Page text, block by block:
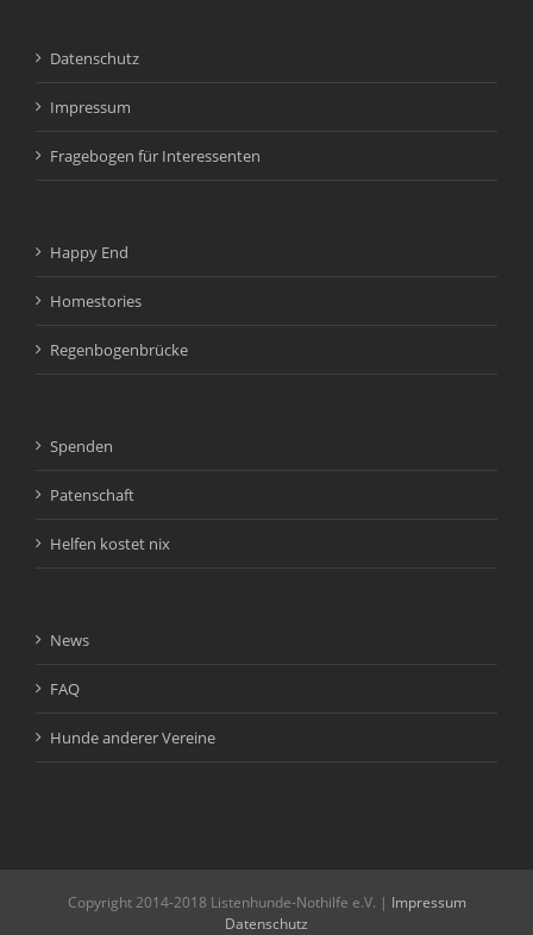
Datenschutz
Impressum
Fragebogen für Interessenten
Happy End
Homestories
Regenbogenbrücke
Spenden
Patenschaft
Helfen kostet nix
News
FAQ
Hunde anderer Vereine
Copyright 2014-2018 Listenhunde-Nothilfe e.V. | Impressum
Datenschutz